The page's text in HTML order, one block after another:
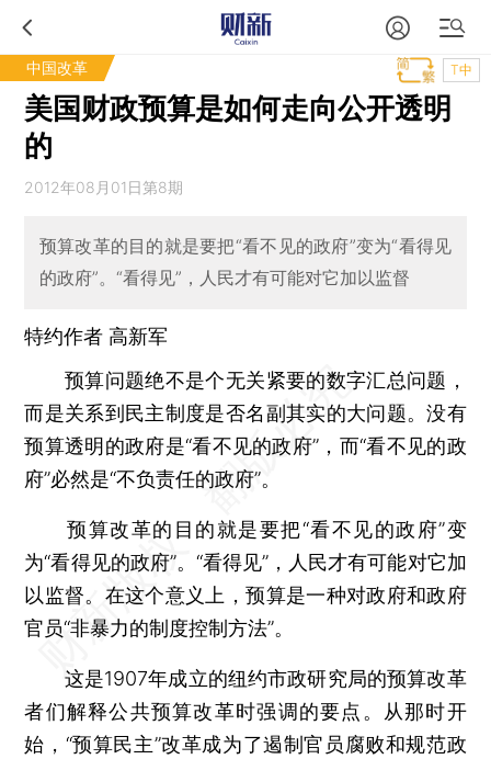
中国改革 T中
美国财政预算是如何走向公开透明
的
2012年08月01日第8期
预算改革的目的就是要把“看不见的政府”变为“看得见
的政府”。“看得见”，人民才有可能对它加以监督
特约作者 高新军
预算问题绝不是个无关紧要的数字汇总问题，
而是关系到民主制度是否名副其实的大问题。没有
预算透明的政府是“看不见的政府”，而“看不见的政
府”必然是“不负责任的政府”。
预算改革的目的就是要把“看不见的政府”变
为“看得见的政府”。“看得见”，人民才有可能对它加
以监督。在这个意义上，预算是一种对政府和政府
官员“非暴力的制度控制方法”。
这是1907年成立的纽约市政研究局的预算改革
者们解释公共预算改革时强调的要点。从那时开
始，“预算民主”改革成为了遏制官员腐败和规范政